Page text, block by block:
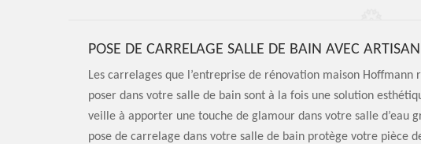
POSE DE CARRELAGE SALLE DE BAIN AVEC
Les carrelages que l’entreprise de rénovation maison
poser dans votre salle de bain sont à la fois une solution
veille à apporter une touche de glamour dans votre salle d’eau
pose de carrelage dans votre salle de bain protège votre pièce